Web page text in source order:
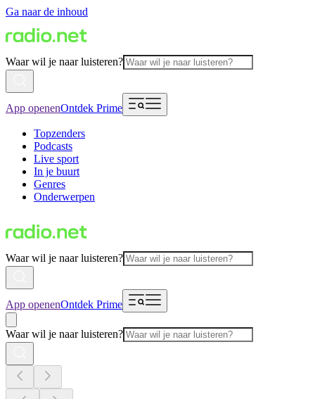
Ga naar de inhoud
Waar wil je naar luisteren?
App openenOntdek Prime
Topzenders
Podcasts
Live sport
In je buurt
Genres
Onderwerpen
Waar wil je naar luisteren?
App openenOntdek Prime
Waar wil je naar luisteren?